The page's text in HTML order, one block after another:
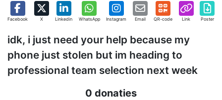
Facebook X Linkedin WhatsApp Instagram Email QR-code Link Poster
idk, i just need your help because my
phone just stolen but im heading to
professional team selection next week
0 donaties